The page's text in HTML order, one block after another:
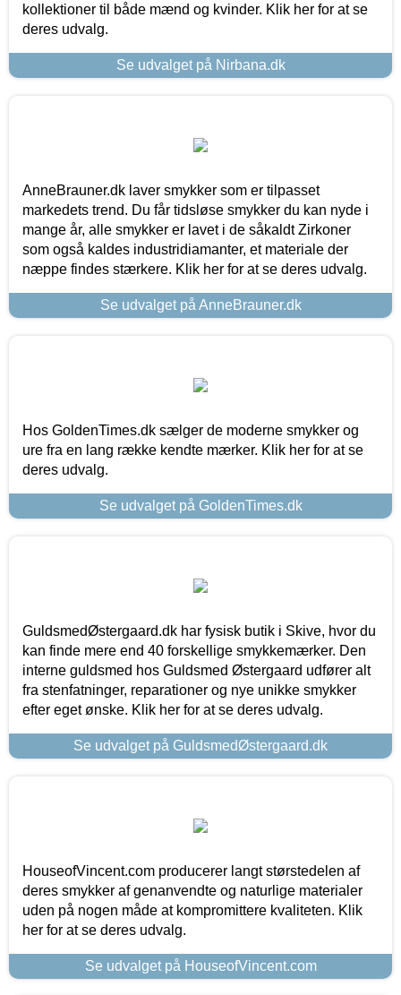
kollektioner til både mænd og kvinder. Klik her for at se
deres udvalg.
Se udvalget på Nirbana.dk
AnneBrauner.dk laver smykker som er tilpasset
markedets trend. Du får tidsløse smykker du kan nyde i
mange år, alle smykker er lavet i de såkaldt Zirkoner
som også kaldes industridiamanter, et materiale der
næppe findes stærkere. Klik her for at se deres udvalg.
Se udvalget på AnneBrauner.dk
Hos GoldenTimes.dk sælger de moderne smykker og
ure fra en lang række kendte mærker. Klik her for at se
deres udvalg.
Se udvalget på GoldenTimes.dk
GuldsmedØstergaard.dk har fysisk butik i Skive, hvor du
kan finde mere end 40 forskellige smykkemærker. Den
interne guldsmed hos Guldsmed Østergaard udfører alt
fra stenfatninger, reparationer og nye unikke smykker
efter eget ønske. Klik her for at se deres udvalg.
Se udvalget på GuldsmedØstergaard.dk
HouseofVincent.com producerer langt størstedelen af
deres smykker af genanvendte og naturlige materialer
uden på nogen måde at kompromittere kvaliteten. Klik
her for at se deres udvalg.
Se udvalget på HouseofVincent.com